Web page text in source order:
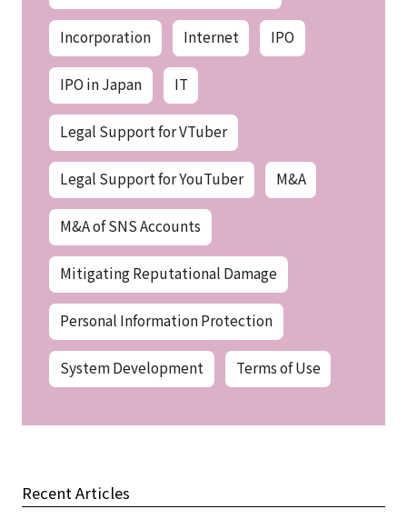
Incorporation Internet IPO
IPO in Japan IT
Legal Support for VTuber
Legal Support for YouTuber M&A
M&A of SNS Accounts
Mitigating Reputational Damage
Personal Information Protection
System Development Terms of Use
Recent Articles